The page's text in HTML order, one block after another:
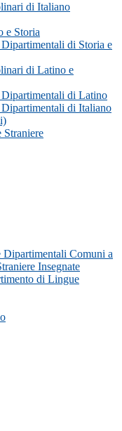
di Italiano
e Storia
di Storia e
di Latino e
di Latino
di Italiano
Dipartimentali Comuni a
Insegnate
di Lingue